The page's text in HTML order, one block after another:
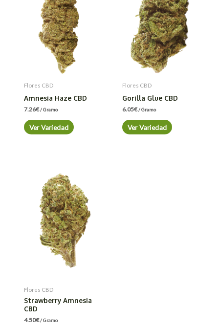
Flores CBD
Amnesia Haze CBD
7.26€/ Gramo
Ver Variedad
Flores CBD
Gorilla Glue CBD
6.05€/ Gramo
Ver Variedad
Flores CBD
Strawberry Amnesia
CBD
4.50€/ Gramo